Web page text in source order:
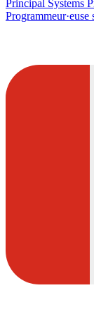
Principal Systems